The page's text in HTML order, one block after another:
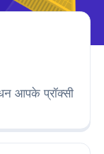
आपके प्रॉक्सी